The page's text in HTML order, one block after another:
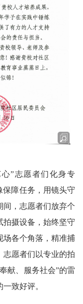
”志愿者们化身专
保障任务，用镜头守
间，志愿者们放弃个
拍摄设备，始终坚守
场各个角落，精准捕
志愿者们以专业的拍
献、服务社会”的雷
致好评。